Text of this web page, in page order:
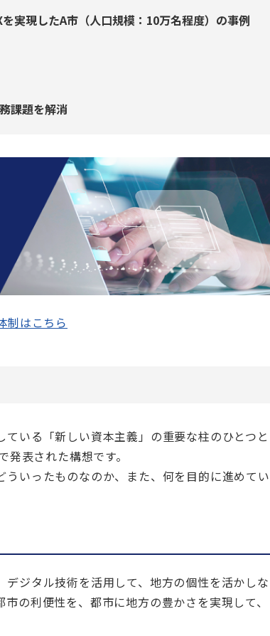
実現したA市（人口規模：10万名程度）の事例
課題を解消
制はこちら
いる「新しい資本主義」の重要な柱のひとつと
表された構想です。
いったものなのか、また、何を目的に進めてい
ジタル技術を活用して、地方の個性を活かしな
の利便性を、都市に地方の豊かさを実現して、